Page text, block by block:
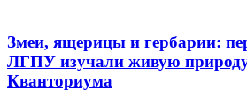
Змеи, ящерицы и гербарии:
ЛГПУ изучали живую
Кванториума